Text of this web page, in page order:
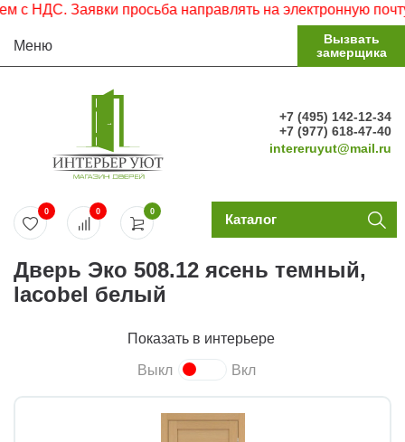
Заявки просьба направлять на электронную почту.
Меню
Вызвать
замерщика
+7 (495) 142-12-34
+7 (977) 618-47-40
intereruyut@mail.ru
0
0 0 Каталог
Дверь Эко 508.12 ясень темный,
lacobel белый
Показать в интерьере
Выкл Вкл